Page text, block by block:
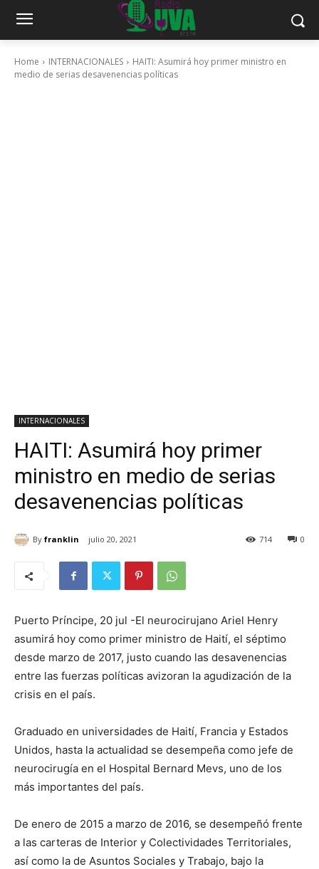
Home INTERNACIONALES
HAITI: Asumirá hoy primer ministro en
medio de serias desavenencias políticas
INTERNACIONALES
HAITI: Asumirá hoy primer
ministro en medio de serias
desavenencias políticas
By franklin julio 20, 2021 0
714
Puerto Príncipe, 20 jul -El neurocirujano Ariel Henry
asumirá hoy como primer ministro de Haití, el séptimo
desde marzo de 2017, justo cuando las desavenencias
entre las fuerzas políticas avizoran la agudización de la
crisis en el país.
Graduado en universidades de Haití, Francia y Estados
Unidos, hasta la actualidad se desempeña como jefe de
neurocirugía en el Hospital Bernard Mevs, uno de los
más importantes del país.
De enero de 2015 a marzo de 2016, se desempeñó frente
a las carteras de Interior y Colectividades Territoriales,
así como la de Asuntos Sociales y Trabajo, bajo la